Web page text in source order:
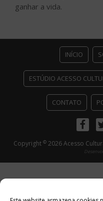
ganhar a vida.
INÍCIO
ESTÚDIO ACESSO
CONTATO
Copyright ©2026 Acesso